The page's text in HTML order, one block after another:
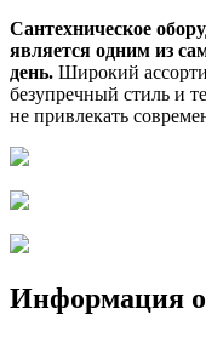
Сантехническое
является одним из
день. Широкий
безупречный стиль и
не привлекать
Информация о